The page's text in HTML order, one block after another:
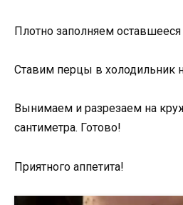
Плотно заполняем
Ставим перцы в холодильник
Вынимаем и разрезаем на
сантиметра. Готово!
Приятного аппетита!